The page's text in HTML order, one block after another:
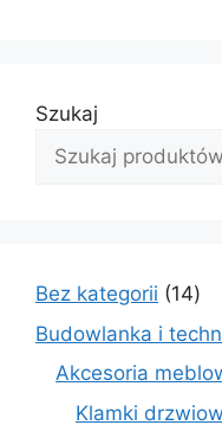
Szukaj
Bez kategorii 1414
Budowlanka i
Akcesoria
Klamki